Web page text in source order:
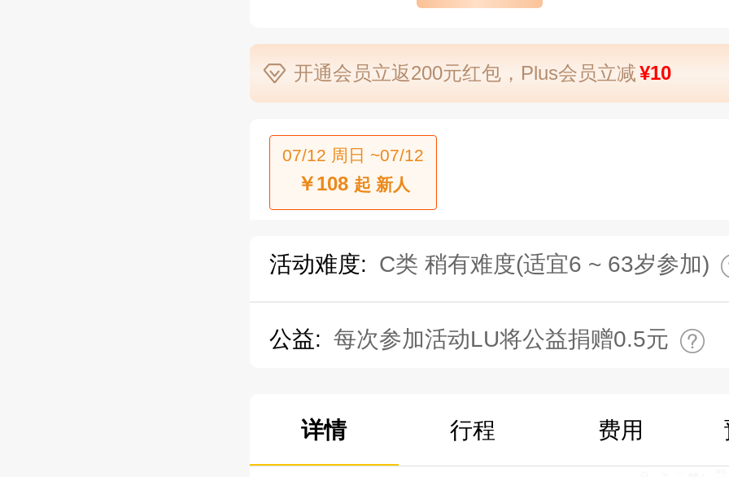
开通会员立返200元红包，Plus会员立减¥10
07/12 周日 ~07/12
￥108 起 新人
活动难度: C类 稍有难度(适宜6 ~ 63岁参加)
公益: 每次参加活动LU将公益捐赠0.5元
详情 行程 费用